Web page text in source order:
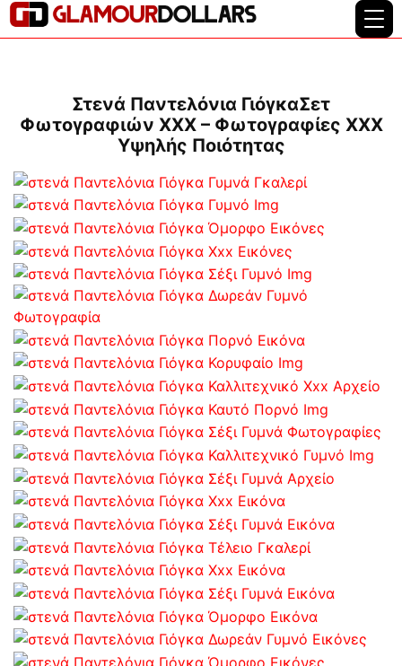
Στενά Παντελόνια ΓιόγκαΣετ
Φωτογραφιών XXX – Φωτογραφίες XXX
Υψηλής Ποιότητας